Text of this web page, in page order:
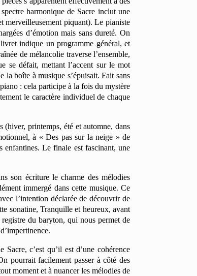
harmonique de Sacre inclut une
merveilleusement piquant). Le pianiste
d’émotion mais sans dureté. On
indique un programme général, et
de mélancolie traverse l’ensemble,
se défait, mettant l’accent sur le mot
boîte à musique s’épuisait. Fait sans
: cela participe à la fois du mystère
le caractère individuel de chaque
(hiver, printemps, été et automne, dans
à « Des pas sur la neige » de
Le finale est fascinant, une
son écriture le charme des mélodies
immergé dans cette musique. Ce
l’intention déclarée de découvrir de
sonatine, Tranquille et heureux, avant
du baryton, qui nous permet de
c’est qu’il est d’une cohérence
pourrait facilement passer à côté des
moment et à nuancer les mélodies de